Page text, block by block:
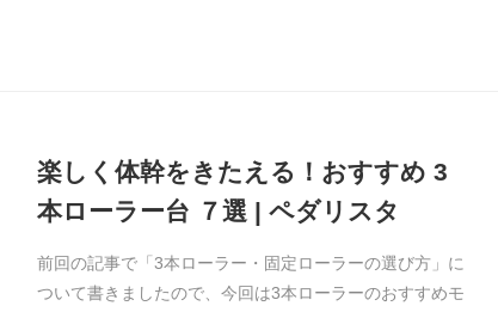
楽しく体幹をきたえる！おすすめ 3
本ローラー台 ７選 | ペダリスタ
前回の記事で「3本ローラー・固定ローラーの選び方」に
ついて書きましたので、今回は3本ローラーのおすすめモ